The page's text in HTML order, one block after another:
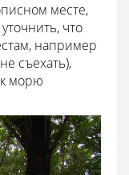
месте,
что
например
съехать),
к морю